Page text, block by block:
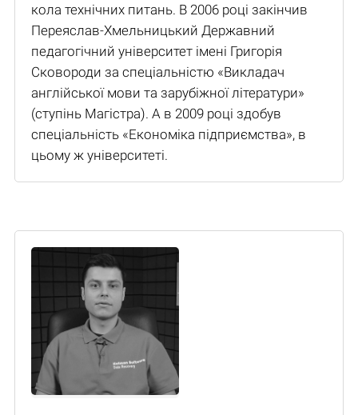
кола технічних питань. В 2006 році закінчив
Переяслав-Хмельницький Державний
педагогічний університет імені Григорія
Сковороди за спеціальністю «Викладач
англійської мови та зарубіжної літератури»
(ступінь Магістра). А в 2009 році здобув
спеціальність «Економіка підприємства», в
цьому ж університеті.